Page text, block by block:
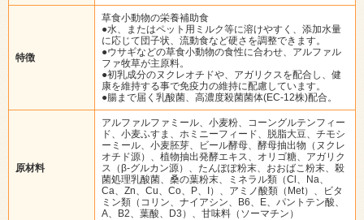
特徴
草食小動物の栄養補助食
●水、またはペット用ミルク等に溶けやすく、添加水量
に応じて団子状、流動食など硬さを調整できます。
●ウサギなどの草食小動物の食性に合わせ、アルファル
ファ牧草が主原料。
●初乳成分のヌクレオチドや、アガリクスを配合し、健
康を維持する事で免疫力の維持に配慮しています。
●腸まで届く乳酸菌、高濃度殺菌菌体(EC-12株)配合。
原材料
アルファルファミール、小麦粉、コーングルテンフィー
ド、小麦ふすま、ホミニーフィード、脱脂大豆、チモシ
ーミール、小麦胚芽、ビール酵母、酵母抽出物（ヌクレ
オチド源）、植物抽出発酵エキス、オリゴ糖、アガリク
ス（β-グルカン源）、たんぽぽ粉末、おおばこ粉末、殺
菌処理乳酸菌、桑の葉粉末、ミネラル類（Cl、Na、
Ca、Zn、Cu、Co、P、I）、アミノ酸類（Met）、ビタ
ミン類（コリン、ナイアシン、B6、E、パントテン酸、
A、B2、葉酸、D3）、甘味料（ソーマチン）